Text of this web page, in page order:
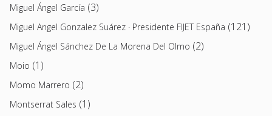
Miguel Ángel García (3)
Miguel Angel Gonzalez Suárez · Presidente FIJET España (121)
Miguel Ángel Sánchez De La Morena Del Olmo (2)
Moio (1)
Momo Marrero (2)
Montserrat Sales (1)